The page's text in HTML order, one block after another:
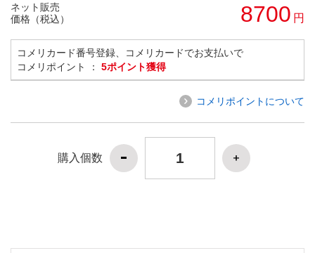
ネット販売
価格（税込）
8700 円
コメリカード番号登録、コメリカードでお支払いで
コメリポイント ： 5ポイント獲得
コメリポイントについて
購入個数